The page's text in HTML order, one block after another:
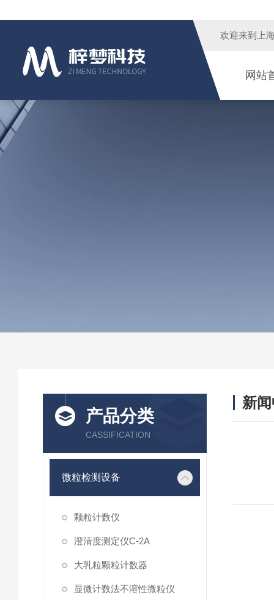
欢迎来到 上
网站
产品分类
CASSIFICATION
微粒检测设备
颗粒计数仪
澄清度测定仪C-2A
大乳粒颗粒计数器
显微计数法不溶性微粒仪
新